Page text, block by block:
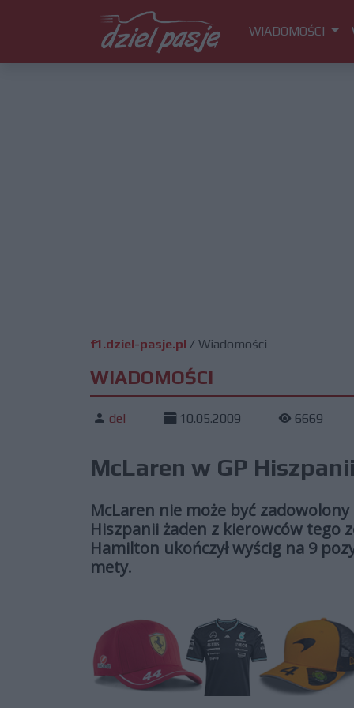
WIADOMOŚCI
f1.dziel-pasje.pl / Wiadomości
WIADOMOŚCI
del 10.05.2009 6669
McLaren w GP
McLaren nie może być
Hiszpanii żaden z kierowców tego
Hamilton ukończył wyścig na 9
mety.